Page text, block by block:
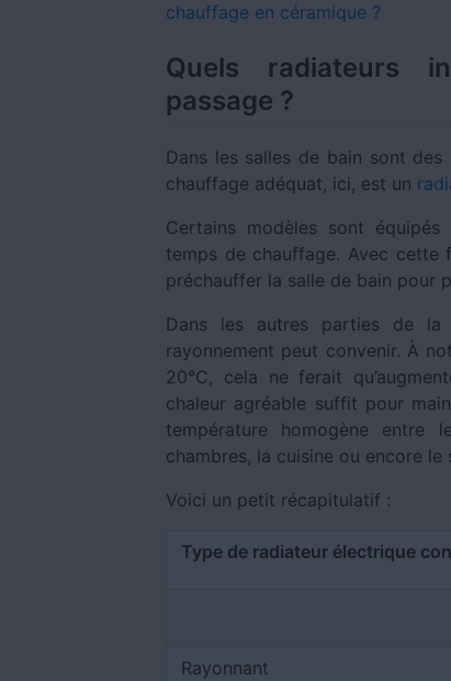
chauffage en céramique ?
Quels radiateurs
passage ?
Dans les salles de bain sont
chauffage adéquat, ici, est un
Certains modèles sont
temps de chauffage. Avec cette
préchauffer la salle de bain pour
Dans les autres parties de
rayonnement peut convenir. À
20°C, cela ne ferait
chaleur agréable suffit pour
température homogène
chambres, la cuisine ou encore le
Voici un petit récapitulatif :
Type de radiateur électrique
Rayonnant